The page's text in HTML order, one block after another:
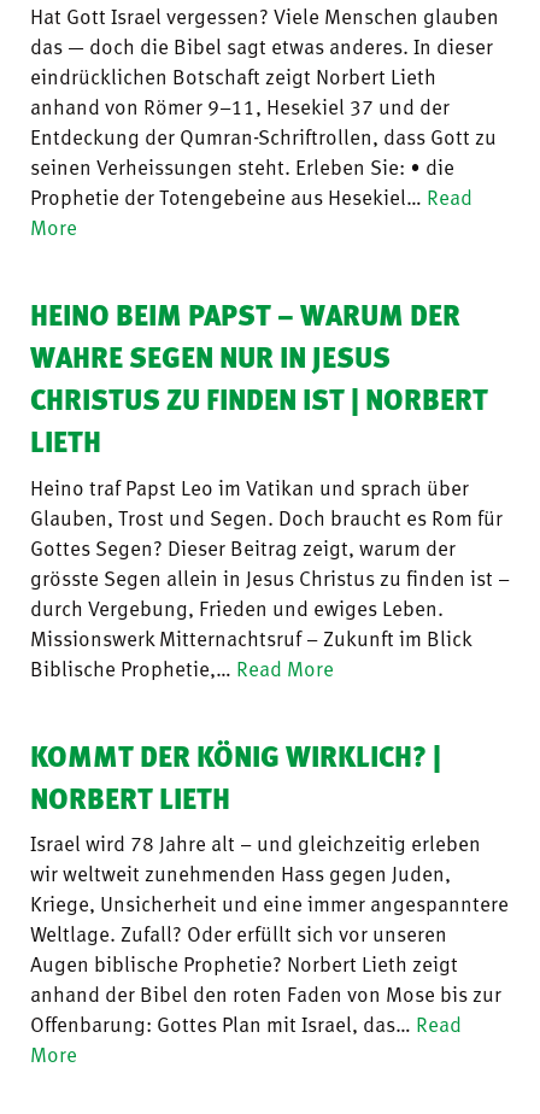
Hat Gott Israel vergessen? Viele Menschen glauben
das — doch die Bibel sagt etwas anderes. In dieser
eindrücklichen Botschaft zeigt Norbert Lieth
anhand von Römer 9–11, Hesekiel 37 und der
Entdeckung der Qumran-Schriftrollen, dass Gott zu
seinen Verheissungen steht. Erleben Sie: • die
Prophetie der Totengebeine aus Hesekiel… Read
More
HEINO BEIM PAPST – WARUM DER
WAHRE SEGEN NUR IN JESUS
CHRISTUS ZU FINDEN IST | NORBERT
LIETH
Heino traf Papst Leo im Vatikan und sprach über
Glauben, Trost und Segen. Doch braucht es Rom für
Gottes Segen? Dieser Beitrag zeigt, warum der
grösste Segen allein in Jesus Christus zu finden ist –
durch Vergebung, Frieden und ewiges Leben.
Missionswerk Mitternachtsruf – Zukunft im Blick
Biblische Prophetie,… Read More
KOMMT DER KÖNIG WIRKLICH? |
NORBERT LIETH
Israel wird 78 Jahre alt – und gleichzeitig erleben
wir weltweit zunehmenden Hass gegen Juden,
Kriege, Unsicherheit und eine immer angespanntere
Weltlage. Zufall? Oder erfüllt sich vor unseren
Augen biblische Prophetie? Norbert Lieth zeigt
anhand der Bibel den roten Faden von Mose bis zur
Offenbarung: Gottes Plan mit Israel, das… Read
More